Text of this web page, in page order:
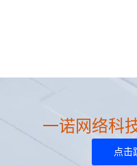
一诺网络科
点击